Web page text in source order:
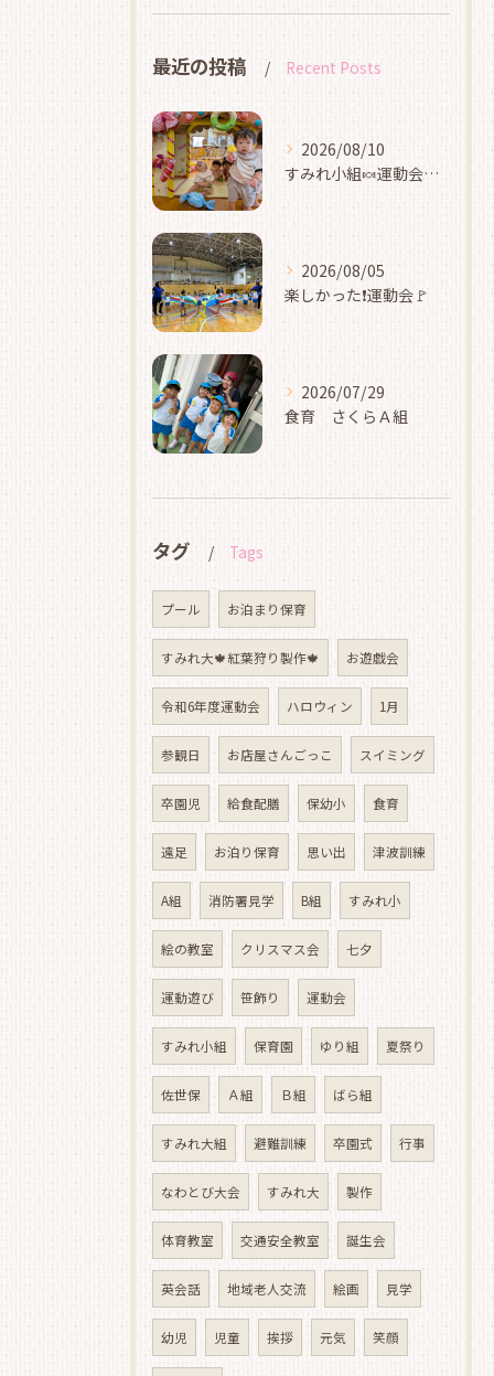
最近の投稿 Recent Posts
2026/08/10
すみれ小組🍬運動会ごっこ
2026/08/05
楽しかった❗運動会🚩
2026/07/29
食育 さくらＡ組
タグ Tags
プール お泊まり保育
すみれ大🍁紅葉狩り製作🍁 お遊戯会
令和6年度運動会 ハロウィン 1月
参観日 お店屋さんごっこ スイミング
卒園児 給食配膳 保幼小 食育
遠足 お泊り保育 思い出 津波訓練
A組 消防署見学 B組 すみれ小
絵の教室 クリスマス会 七夕
運動遊び 笹飾り 運動会
すみれ小組 保育園 ゆり組 夏祭り
佐世保 Ａ組 Ｂ組 ばら組
すみれ大組 避難訓練 卒園式 行事
なわとび大会 すみれ大 製作
体育教室 交通安全教室 誕生会
英会話 地域老人交流 絵画 見学
幼児 児童 挨拶 元気 笑顔